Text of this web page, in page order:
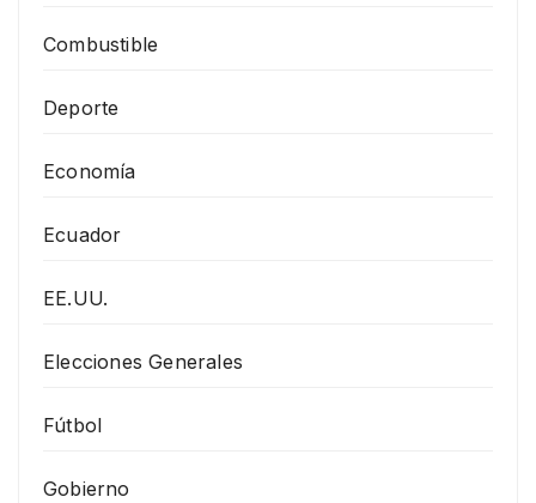
Combustible
Deporte
Economía
Ecuador
EE.UU.
Elecciones Generales
Fútbol
Gobierno